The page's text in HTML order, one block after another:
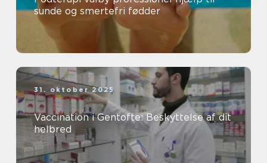
sunde og smertefri fødder
31. oktober 2025
Vaccination i Gentofte: Beskyttelse af dit
helbred